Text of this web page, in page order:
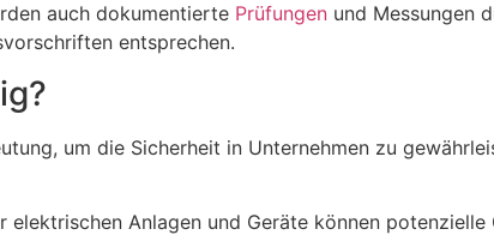
auch dokumentierte Prüfungen und Messungen
entsprechen.
um die Sicherheit in Unternehmen zu
Anlagen und Geräte können